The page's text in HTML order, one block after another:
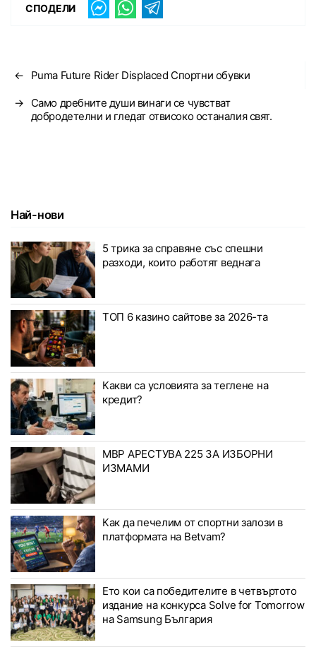
СПОДЕЛИ
← Puma Future Rider Displaced Спортни обувки
→
Само дребните души винаги се чувстват
добродетелни и гледат отвисоко останалия свят.
Най-нови
5 трика за справяне със спешни
разходи, които работят веднага
ТОП 6 казино сайтове за 2026-та
Какви са условията за теглене на
кредит?
МВР АРЕСТУВА 225 ЗА ИЗБОРНИ
ИЗМАМИ
Как да печелим от спортни залози в
платформата на Betvam?
Ето кои са победителите в четвъртото
издание на конкурса Solve for Tomorrow
на Samsung България